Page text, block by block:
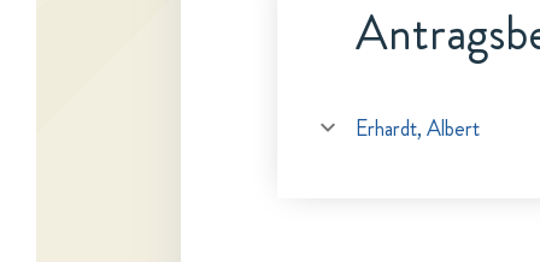
Erhardt, Albert